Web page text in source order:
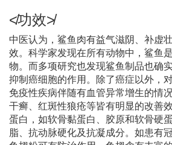
≮功效≯
中医认为，鲨鱼肉有益气滋阴、补虚
效。科学家发现在所有动物中，鲨鱼
物。而多项研究也发现鲨鱼制品也确
抑制癌细胞的作用。除了癌症以外，
免疫性疾病伴随有血管异常增生的情
干癣、红斑性狼疮等皆有明显的改善
蛋白，如软骨黏蛋白、胶原和软骨硬
脂、抗动脉硬化及抗凝成分。如患有